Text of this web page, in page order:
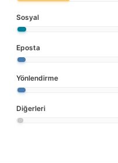
Sosyal
Eposta
Yönlendirme
Diğerleri